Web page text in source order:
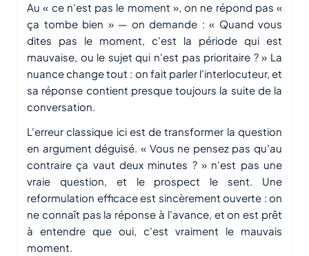
Au « ce n'est pas le moment », on ne répond pas «
ça tombe bien » — on demande : « Quand vous
dites pas le moment, c'est la période qui est
mauvaise, ou le sujet qui n'est pas prioritaire ? » La
nuance change tout : on fait parler l'interlocuteur, et
sa réponse contient presque toujours la suite de la
conversation.
L'erreur classique ici est de transformer la question
en argument déguisé. « Vous ne pensez pas qu'au
contraire ça vaut deux minutes ? » n'est pas une
vraie question, et le prospect le sent. Une
reformulation efficace est sincèrement ouverte : on
ne connaît pas la réponse à l'avance, et on est prêt
à entendre que oui, c'est vraiment le mauvais
moment.